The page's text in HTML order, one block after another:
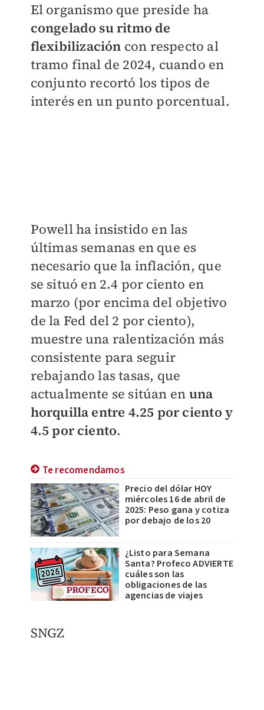
El organismo que preside ha
congelado su ritmo de
flexibilización con respecto al
tramo final de 2024, cuando en
conjunto recortó los tipos de
interés en un punto porcentual.
Powell ha insistido en las
últimas semanas en que es
necesario que la inflación, que
se situó en 2.4 por ciento en
marzo (por encima del objetivo
de la Fed del 2 por ciento),
muestre una ralentización más
consistente para seguir
rebajando las tasas, que
actualmente se sitúan en una
horquilla entre 4.25 por ciento y
4.5 por ciento.
Te recomendamos
Precio del dólar HOY
miércoles 16 de abril de
2025: Peso gana y cotiza
por debajo de los 20
¿Listo para Semana
Santa? Profeco ADVIERTE
cuáles son las
obligaciones de las
agencias de viajes
SNGZ